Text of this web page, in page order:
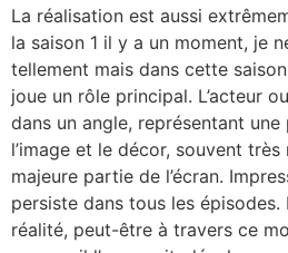
La réalisation est aussi
la saison 1 il y a un moment, je
tellement mais dans cette
joue un rôle principal. L’acteur
dans un angle, représentant
l’image et le décor, souvent
majeure partie de l’écran.
persiste dans tous les
réalité, peut-être à travers ce